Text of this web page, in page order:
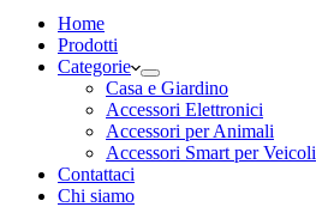
Home
Prodotti
Categorie
Casa e Giardino
Accessori Elettronici
Accessori per Animali
Accessori Smart per Veicoli
Contattaci
Chi siamo